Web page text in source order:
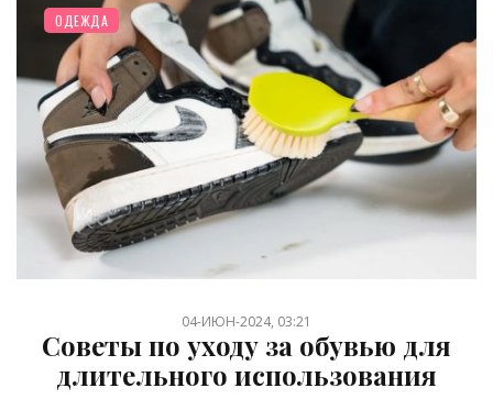
ОДЕЖДА
04-ИЮН-2024, 03:21
Советы по уходу за обувью для
длительного использования